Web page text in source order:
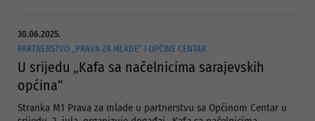
30.06.2025.
PARTNERSTVO „PRAVA ZA MLADE“ I OPĆINE CENTAR
U srijedu „Kafa sa načelnicima sarajevskih
općina“
Stranka M1 Prava za mlade u partnerstvu sa Općinom Centar u